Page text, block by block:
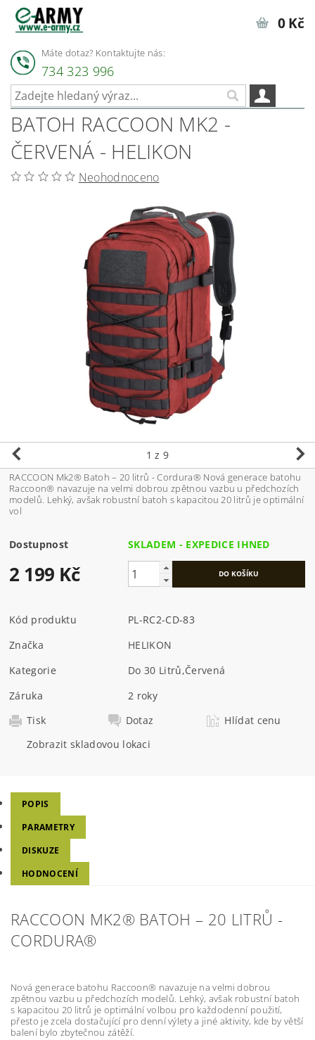
Máte dotaz? Kontaktujte nás:
734 323 996
0 Kč
BATOH RACCOON MK2 -
ČERVENÁ - HELIKON
Neohodnoceno
1 z 9
RACCOON Mk2® Batoh – 20 litrů - Cordura® Nová generace batohu
Raccoon® navazuje na velmi dobrou zpětnou vazbu u předchozích
modelů. Lehký, avšak robustní batoh s kapacitou 20 litrů je optimální
vol
Dostupnost SKLADEM - EXPEDICE IHNED
2 199 Kč
Kód produktu
PL-RC2-CD-83
Značka
HELIKON
Kategorie
Do 30 Litrů,Červená
Záruka
2 roky
Tisk
Dotaz
Hlídat cenu
Zobrazit skladovou lokaci
POPIS
PARAMETRY
DISKUZE
HODNOCENÍ
RACCOON MK2® BATOH – 20 LITRŮ -
CORDURA®
Nová generace batohu Raccoon® navazuje na velmi dobrou
zpětnou vazbu u předchozích modelů. Lehký, avšak robustní batoh
s kapacitou 20 litrů je optimální volbou pro každodenní použití,
přesto je zcela dostačující pro denní výlety a jiné aktivity, kde by větší
balení bylo zbytečnou zátěží.